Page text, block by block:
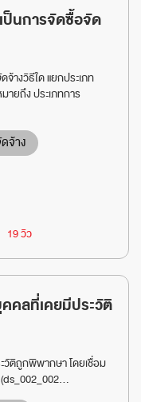
ป็นการจัดซื้อจัด
างวิธีใด แยกประเภท
ยถึง ประเภทการ
จ้าง
19 วิว
คลที่เคยมีประวัติ
ติถูกพิพากษา โดยเชื่อม